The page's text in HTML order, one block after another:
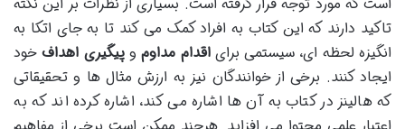
تاکید دارند که این کتاب به افراد کمک می کند تا به جای اتکا به
انگیزه لحظه ای، سیستمی برایاقدام مداوموپیگیری اهدافخود
ایجاد کنند. برخی از خوانندگان نیز به ارزش مثال ها و تحقیقاتی
که هالینز در کتاب به آن ها اشاره می کند، اشاره کرده اند که به